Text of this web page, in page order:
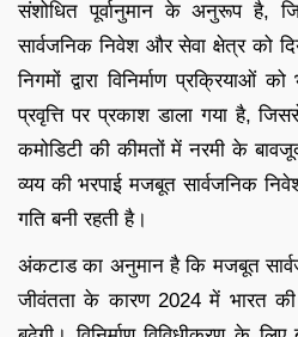
संशोधित पूर्वानुमान के अनुरूप है,
सार्वजनिक निवेश और सेवा क्षेत्र को
निगमों द्वारा विनिर्माण प्रक्रियाओं
प्रवृत्ति पर प्रकाश डाला गया है,
कमोडिटी की कीमतों में नरमी के
व्यय की भरपाई मजबूत सार्वजनिक
गति बनी रहती है।
अंकटाड का अनुमान है कि मजबूत
जीवंतता के कारण 2024 में भारत